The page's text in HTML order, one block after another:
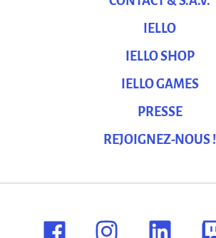
IELLO
IELLO SHOP
IELLO GAMES
PRESSE
REJOIGNEZ-NOUS !